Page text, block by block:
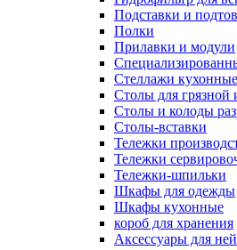
Подставки и
Полки
Прилавки и модули
Стеллажи кухонные
Столы для грязной
Столы и колоды
Столы-вставки
Тележки
Тележки
Тележки-шпильки
Шкафы для одежды
Шкафы кухонные
короб для хранения
Аксессуары для